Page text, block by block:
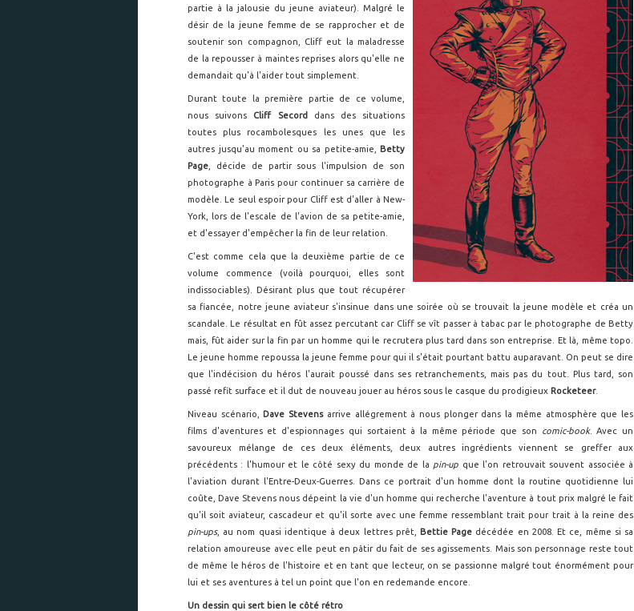
partie à la jalousie du jeune aviateur). Malgré le
désir de la jeune femme de se rapprocher et de
soutenir son compagnon, Cliff eut la maladresse
de la repousser à maintes reprises alors qu'elle ne
demandait qu'à l'aider tout simplement.
Durant toute la première partie de ce volume,
nous suivons Cliff Secord
dans des situations
toutes plus rocambolesques les unes que les
autres jusqu'au moment ou sa petite-amie, Betty
Page , décide de partir sous l'impulsion de son
photographe à Paris pour continuer sa carrière de
modèle. Le seul espoir pour Cliff est d'aller à New-
York, lors de l'escale de l'avion de sa petite-amie,
et d'essayer d'empêcher la fin de leur relation.
C'est comme cela que la deuxième partie de ce
volume commence (voilà pourquoi, elles sont
indissociables). Désirant plus que tout récupérer
sa fiancée, notre jeune aviateur s'insinue dans une soirée où se trouvait la jeune modèle et créa un
scandale. Le résultat en fût assez percutant car Cliff se vît passer à tabac par le photographe de Betty
mais, fût aider sur la fin par un homme qui le recrutera plus tard dans son entreprise. Et là, même topo.
Le jeune homme repoussa la jeune femme pour qui il s'était pourtant battu auparavant. On peut se dire
que l'indécision du héros l'aurait poussé dans ses retranchements, mais pas du tout. Plus tard, son
passé refit surface et il dut de nouveau jouer au héros sous le casque du prodigieux Rocketeer.
Niveau scénario, Dave Stevensarrive allégrement à nous plonger dans la même atmosphère que les
films d'aventures et d'espionnages qui sortaient à la même période que son
comic-book. Avec un
savoureux mélange de ces deux éléments, deux autres ingrédients viennent se greffer aux
précédents : l'humour et le côté sexy du monde de la pin-up que l'on retrouvait souvent associée à
l'aviation durant l'Entre-Deux-Guerres. Dans ce portrait d'un homme dont la routine quotidienne lui
coûte, Dave Stevens nous dépeint la vie d'un homme qui recherche l'aventure à tout prix malgré le fait
qu'il soit aviateur, cascadeur et qu'il sorte avec une femme ressemblant trait pour trait à la reine des
pin-ups, au nom quasi identique à deux lettres prêt, Bettie Page décédée en 2008. Et ce, même si sa
relation amoureuse avec elle peut en pâtir du fait de ses agissements. Mais son personnage reste tout
de même le héros de l'histoire et en tant que lecteur, on se passionne malgré tout énormément pour
lui et ses aventures à tel un point que l'on en redemande encore.
Un dessin qui sert bien le côté rétro